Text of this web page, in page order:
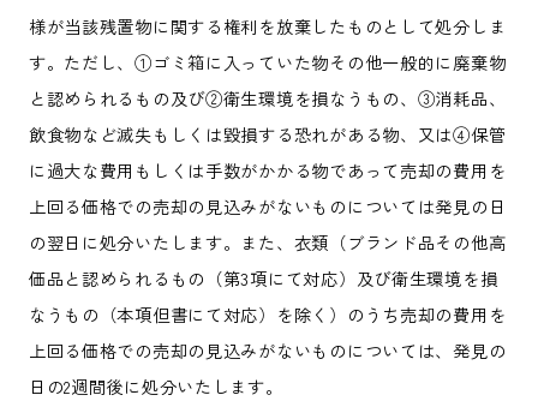
様が当該残置物に関する権利を放棄したものとして処分しま
す。ただし、①ゴミ箱に入っていた物その他一般的に廃棄物
と認められるもの及び②衛生環境を損なうもの、③消耗品、
飲食物など滅失もしくは毀損する恐れがある物、又は④保管
に過大な費用もしくは手数がかかる物であって売却の費用を
上回る価格での売却の見込みがないものについては発見の日
の翌日に処分いたします。また、衣類（ブランド品その他高
価品と認められるもの（第3項にて対応）及び衛生環境を損
なうもの（本項但書にて対応）を除く）のうち売却の費用を
上回る価格での売却の見込みがないものについては、発見の
日の2週間後に処分いたします。